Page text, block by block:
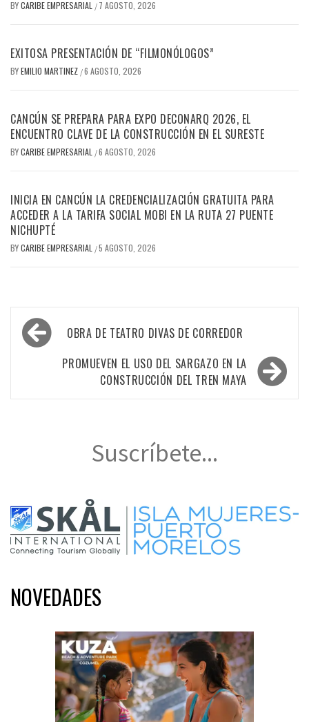
BYCARIBE EMPRESARIAL / 7 AGOSTO, 2026
EXITOSA PRESENTACIÓN DE “FILMONÓLOGOS”
BYEMILIO MARTINEZ /6 AGOSTO, 2026
CANCÚN SE PREPARA PARA EXPO DECONARQ 2026, EL
ENCUENTRO CLAVE DE LA CONSTRUCCIÓN EN EL SURESTE
BYCARIBE EMPRESARIAL /6 AGOSTO, 2026
INICIA EN CANCÚN LA CREDENCIALIZACIÓN GRATUITA PARA
ACCEDER A LA TARIFA SOCIAL MOBI EN LA RUTA 27 PUENTE
NICHUPTÉ
BYCARIBE EMPRESARIAL /5 AGOSTO, 2026
Navegación
de
entradas
OBRA DE TEATRO DIVAS DE CORREDOR
PROMUEVEN EL USO DEL SARGAZO EN LA
CONSTRUCCIÓN DEL TREN MAYA
Suscríbete...
NOVEDADES